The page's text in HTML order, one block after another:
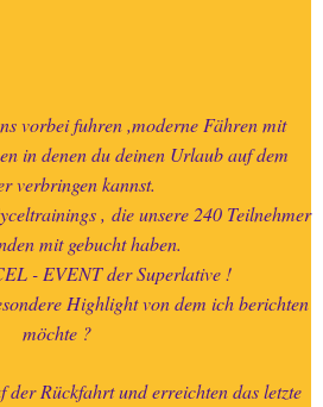
vorbei fuhren ,moderne Fähren mit
in denen du deinen Urlaub auf dem
verbringen kannst.
, die unsere 240 Teilnehmer
mit gebucht haben.
- EVENT der Superlative !
Highlight von dem ich berichten
möchte ?
Rückfahrt und erreichten das letzte